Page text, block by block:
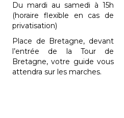
Du mardi au samedi à 15h
(horaire flexible en cas de
privatisation)
Place de Bretagne, devant
l’entrée de la Tour de
Bretagne, votre guide vous
attendra sur les marches.